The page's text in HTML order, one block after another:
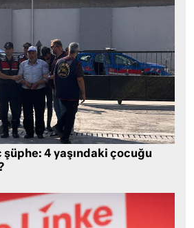
şüphe: 4 yaşındaki çocuğu